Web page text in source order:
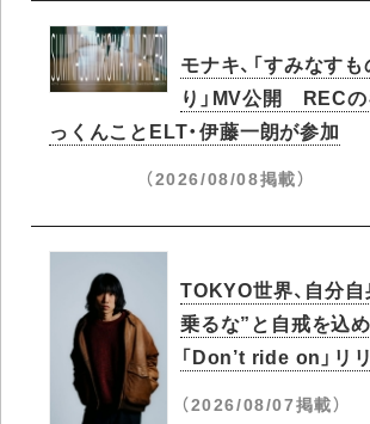
モナキ、「すみなす
り」MV公開 REC
っくんことELT・伊藤一朗が参加
（2026/08/08掲載）
TOKYO世界、自分
乗るな”と自戒を込
「Don’t ride on」リ
（2026/08/07掲載）